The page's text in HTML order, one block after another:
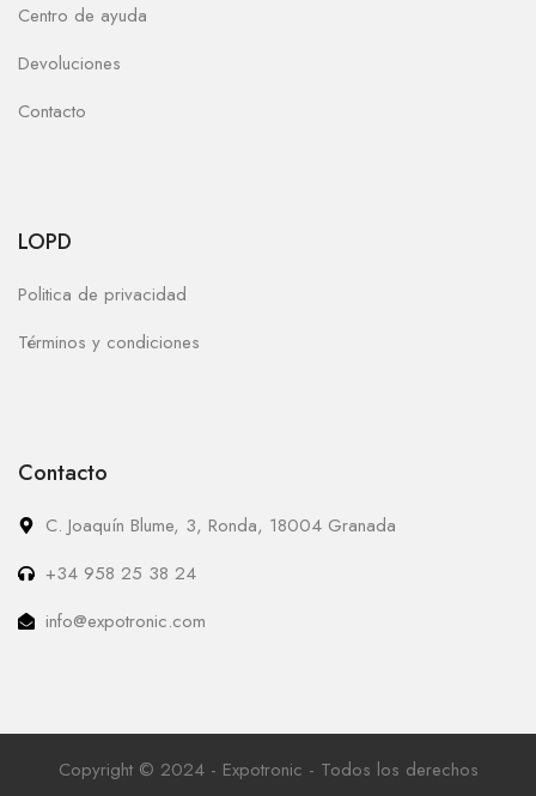
Centro de ayuda
Devoluciones
Contacto
LOPD
Politica de privacidad
Términos y condiciones
Contacto
C. Joaquín Blume, 3, Ronda, 18004 Granada
+34 958 25 38 24
info@expotronic.com
Copyright © 2024 - Expotronic - Todos los derechos